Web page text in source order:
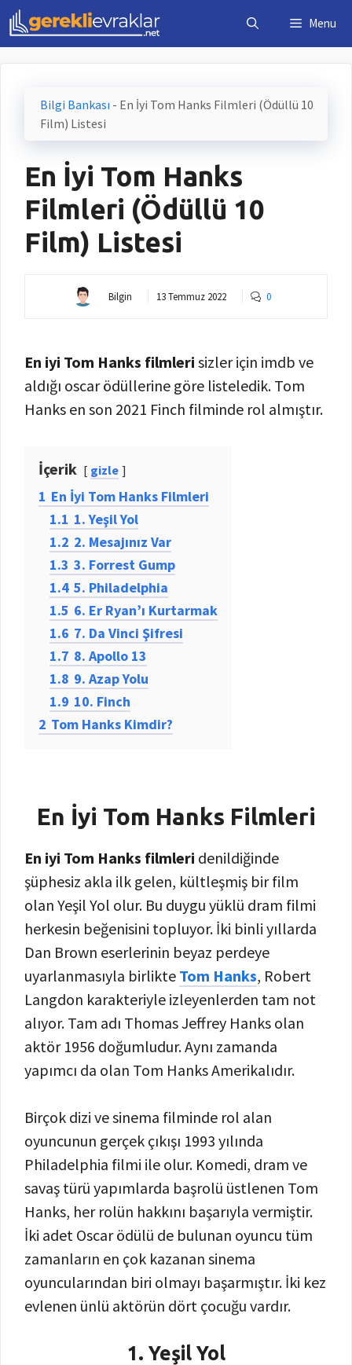
İçeriğe
atla
Menu
Bilgi Bankası - En İyi Tom Hanks Filmleri (Ödüllü 10
Film) Listesi
En İyi Tom Hanks
Filmleri (Ödüllü 10
Film) Listesi
Bilgin 13 Temmuz 2022 0
En iyi Tom Hanks filmleri sizler için imdb ve
aldığı oscar ödüllerine göre listeledik. Tom
Hanks en son 2021 Finch filminde rol almıştır.
İçerik gizle
1 En İyi Tom Hanks Filmleri
1.1 1. Yeşil Yol
1.2 2. Mesajınız Var
1.3 3. Forrest Gump
1.4 5. Philadelphia
1.5 6. Er Ryan’ı Kurtarmak
1.6 7. Da Vinci Şifresi
1.7 8. Apollo 13
1.8 9. Azap Yolu
1.9 10. Finch
2 Tom Hanks Kimdir?
En İyi Tom Hanks Filmleri
En iyi Tom Hanks filmleri denildiğinde
şüphesiz akla ilk gelen, kültleşmiş bir film
olan Yeşil Yol olur. Bu duygu yüklü dram filmi
herkesin beğenisini topluyor. İki binli yıllarda
Dan Brown eserlerinin beyaz perdeye
uyarlanmasıyla birlikte Tom Hanks, Robert
Langdon karakteriyle izleyenlerden tam not
alıyor. Tam adı Thomas Jeffrey Hanks olan
aktör 1956 doğumludur. Aynı zamanda
yapımcı da olan Tom Hanks Amerikalıdır.
Birçok dizi ve sinema filminde rol alan
oyuncunun gerçek çıkışı 1993 yılında
Philadelphia filmi ile olur. Komedi, dram ve
savaş türü yapımlarda başrolü üstlenen Tom
Hanks, her rolün hakkını başarıyla vermiştir.
İki adet Oscar ödülü de bulunan oyuncu tüm
zamanların en çok kazanan sinema
oyuncularından biri olmayı başarmıştır. İki kez
evlenen ünlü aktörün dört çocuğu vardır.
1. Yeşil Yol